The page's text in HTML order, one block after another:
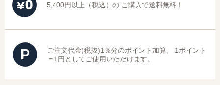
5,400円以上（税込）の ご購入で送料無料！
P ご注文代金(税抜)1％分のポイント加算、
1ポイント
＝1円としてご使用いただけます。